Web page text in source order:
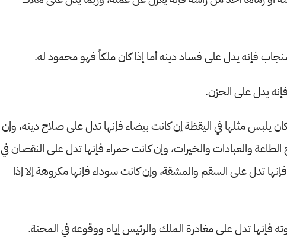
فإنه يدل على فساد دينه أما إذا كان ملكاً فهو محمود له.
يدل على الحزن.
يلبس مثلها في اليقظة إن كانت بيضاء فإنها تدل على صلاح دينه، وإن
والعبادات والخيرات، وإن كانت حمراء فإنها تدل على النقصان في
تدل على السقم والمشقة، وإن كانت سوداء فإنها مكروهة إلا إذا
فإنها تدل على مغادرة الملك والرئيس إياه ووقوعه في المحنة.